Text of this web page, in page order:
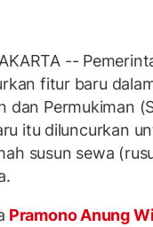
--
fitur baru
dan Permukiman
itu diluncurkan
susun sewa
Pramono Anung